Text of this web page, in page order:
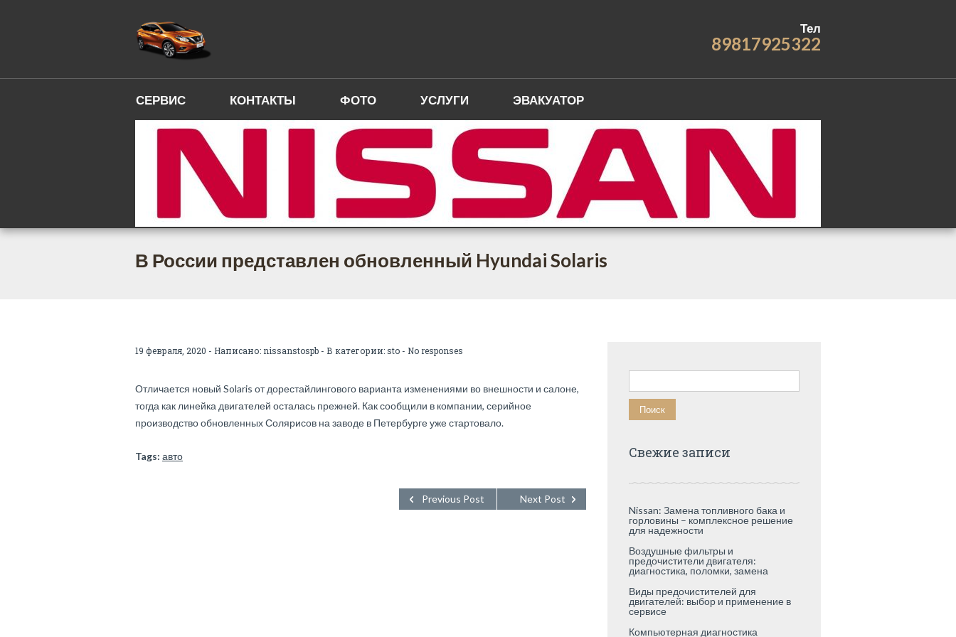
Тел
89817925322
СЕРВИС КОНТАКТЫ ФОТО УСЛУГИ ЭВАКУАТОР
В России представлен обновленный Hyundai Solaris
19 февраля, 2020 - Написано: nissanstospb - В категории:sto - No responses
Отличается новый Solaris от дорестайлингового варианта изменениями во внешности и салоне,
тогда как линейка двигателей осталась прежней. Как сообщили в компании, серийное
производство обновленных Солярисов на заводе в Петербурге уже стартовало.
Tags: авто
Next Post
Previous Post
Найти:
Свежие записи
Nissan: Замена топливного бака и
горловины – комплексное решение
для надежности
Воздушные фильтры и
предочистители двигателя:
диагностика, поломки, замена
Виды предочистителей для
двигателей: выбор и применение в
сервисе
Компьютерная диагностика